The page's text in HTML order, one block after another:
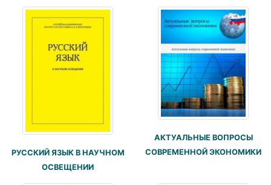
РУССКИЙ ЯЗЫК В НАУЧНОМ
ОСВЕЩЕНИИ
АКТУАЛЬНЫЕ ВОПРОСЫ
СОВРЕМЕННОЙ ЭКОНОМИКИ